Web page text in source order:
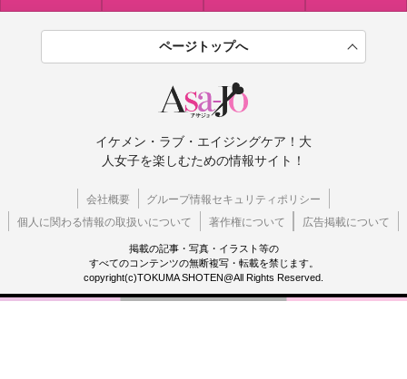
ページトップへ
イケメン・ラブ・エイジングケア！大
人女子を楽しむための情報サイト！
会社概要
グループ情報セキュリティポリシー
個人に関わる情報の取扱いについて
著作権について 広告掲載について
掲載の記事・写真・イラスト等の
すべてのコンテンツの無断複写・転載を禁じます。
copyright(c)TOKUMA SHOTEN@All Rights Reserved.